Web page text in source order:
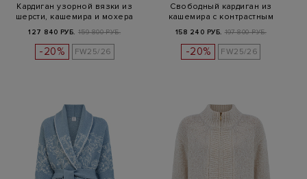
Кардиган узорной вязки из
шерсти, кашемира и мохера
127 840 РУБ. 159 800 РУБ.
-20% FW25/26
Свободный кардиган из
кашемира с контрастным
158 240 РУБ. 197 800 РУБ.
-20% FW25/26